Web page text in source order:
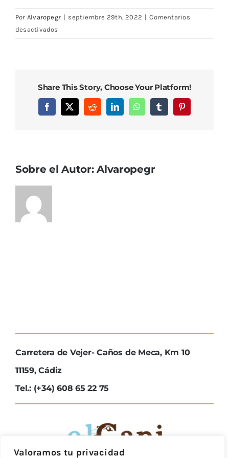
Valoramos tu privacidad
Por Alvaropegr | septiembre 29th, 2022 | Comentarios
desactivados
Share This Story, Choose Your Platform!
Facebook
X RedditLinkedInWhatsAppTumblrPinterest
Sobre el Autor:Alvaropegr
Carretera de Vejer- Caños de Meca, Km 10
11159, Cádiz
Tel.: (+34) 608 65 22 75